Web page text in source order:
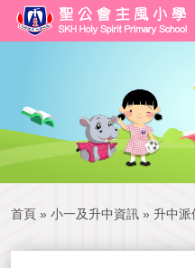
首頁 » 小一及升中資訊 » 升中派